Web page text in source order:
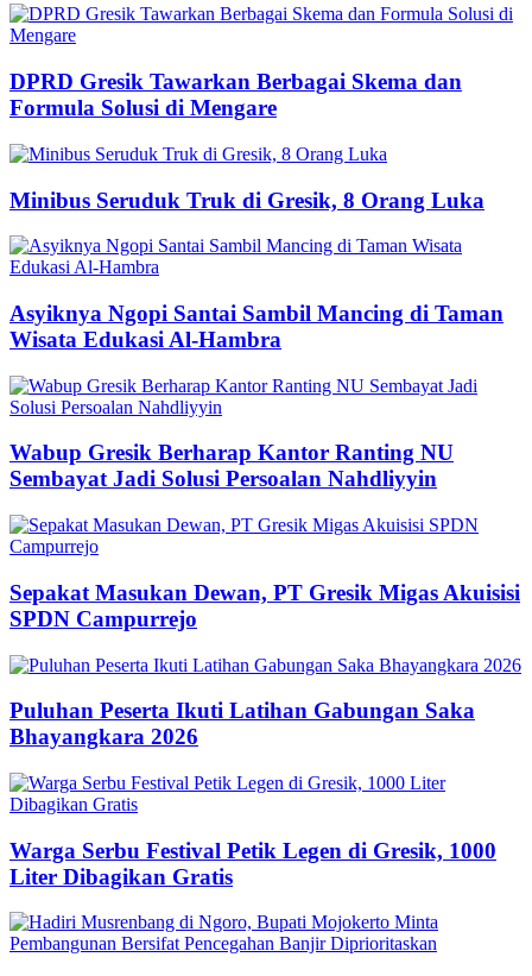
DPRD Gresik Tawarkan Berbagai Skema dan
Formula Solusi di Mengare
Minibus Seruduk Truk di Gresik, 8 Orang Luka
Asyiknya Ngopi Santai Sambil Mancing di Taman
Wisata Edukasi Al-Hambra
Wabup Gresik Berharap Kantor Ranting NU
Sembayat Jadi Solusi Persoalan Nahdliyyin
Sepakat Masukan Dewan, PT Gresik Migas Akuisisi
SPDN Campurrejo
Puluhan Peserta Ikuti Latihan Gabungan Saka
Bhayangkara 2026
Warga Serbu Festival Petik Legen di Gresik, 1000
Liter Dibagikan Gratis